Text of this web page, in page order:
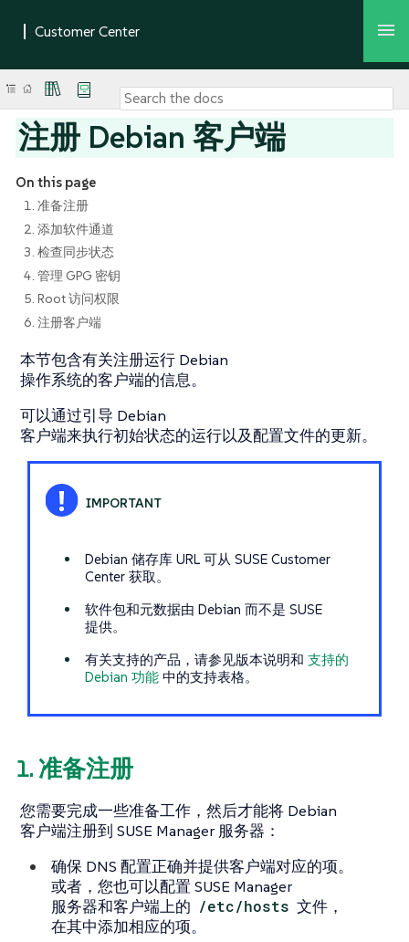
注册 Debian 客户端
On this page
1. 准备注册
2. 添加软件通道
3. 检查同步状态
4. 管理 GPG 密钥
5. Root 访问权限
6. 注册客户端
本节包含有关注册运行 Debian
操作系统的客户端的信息。
可以通过引导 Debian
客户端来执行初始状态的运行以及配置文件的更新。
Debian 储存库 URL 可从 SUSE Customer
Center 获取。
软件包和元数据由 Debian 而不是 SUSE
提供。
有关支持的产品，请参见版本说明和 支持的
Debian 功能中的支持表格。
1. 准备注册
您需要完成一些准备工作，然后才能将 Debian
客户端注册到 SUSE Manager 服务器：
确保 DNS 配置正确并提供客户端对应的项。
或者，您也可以配置 SUSE Manager
服务器和客户端上的 /etc/hosts 文件，
在其中添加相应的项。